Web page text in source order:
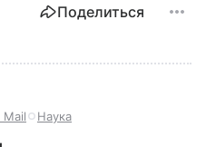
Поделиться
Mail Наука